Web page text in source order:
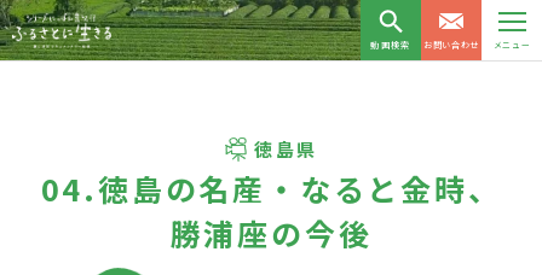
動画検索 お問い合わせ メニュー
徳島県
04.徳島の名産・なると金時、
勝浦座の今後